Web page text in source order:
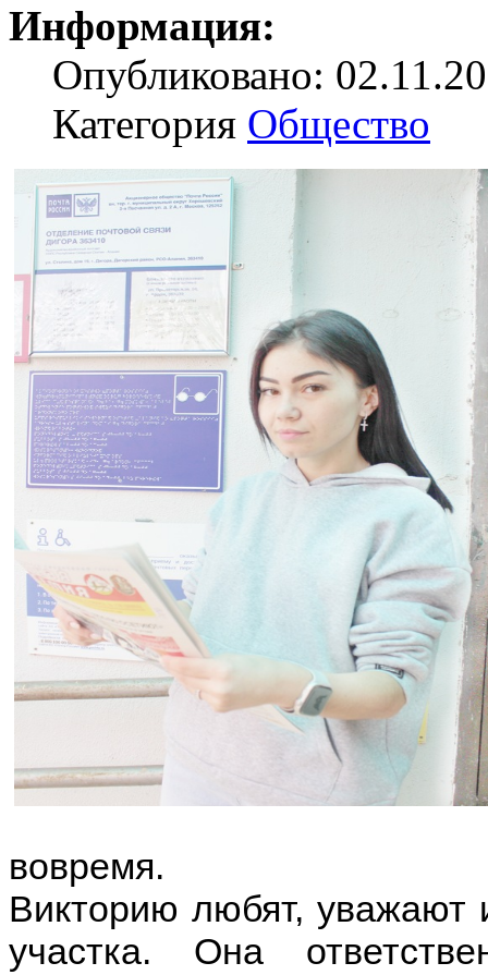
Информация:
Опубликовано:
Категория Общество
вовремя.
Викторию любят, уважают
участка. Она